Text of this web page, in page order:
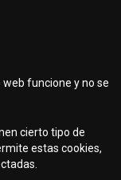
web funcione y no se
cierto tipo de
estas cookies,